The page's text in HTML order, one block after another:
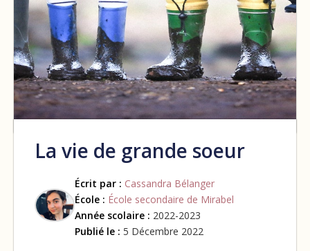
La vie de grande soeur
Écrit par : Cassandra Bélanger
École : École secondaire de Mirabel
Année scolaire : 2022-2023
Publié le : 5 Décembre 2022